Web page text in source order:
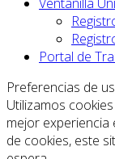
Portal de
Preferencias de
Utilizamos
mejor experiencia
de cookies, este